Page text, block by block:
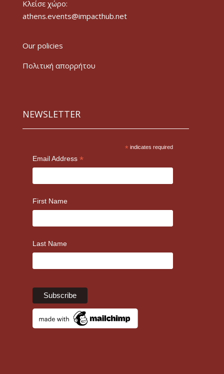
Κλείσε χώρο:
athens.events@impacthub.net
Our policies
Πολιτική απορρήτου
NEWSLETTER
* indicates required
Email Address *
First Name
Last Name